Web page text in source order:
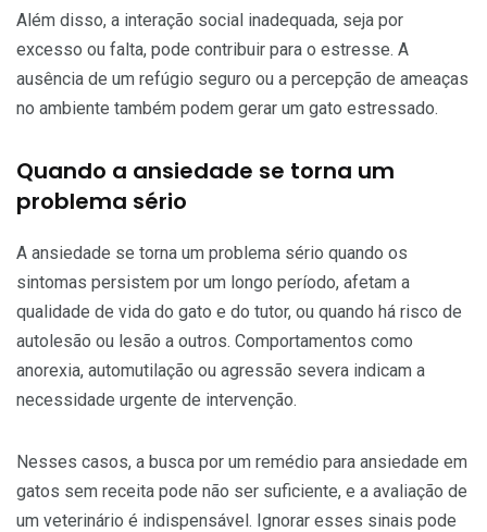
Além disso, a interação social inadequada, seja por
excesso ou falta, pode contribuir para o estresse. A
ausência de um refúgio seguro ou a percepção de ameaças
no ambiente também podem gerar um gato estressado.
Quando a ansiedade se torna um
problema sério
A ansiedade se torna um problema sério quando os
sintomas persistem por um longo período, afetam a
qualidade de vida do gato e do tutor, ou quando há risco de
autolesão ou lesão a outros. Comportamentos como
anorexia, automutilação ou agressão severa indicam a
necessidade urgente de intervenção.
Nesses casos, a busca por um remédio para ansiedade em
gatos sem receita pode não ser suficiente, e a avaliação de
um veterinário é indispensável. Ignorar esses sinais pode